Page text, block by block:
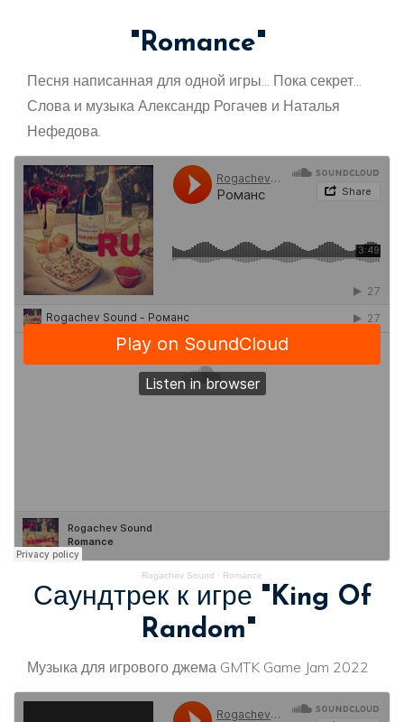
"Romance"
Песня написанная для одной игры... Пока секрет...
Слова и музыка Александр Рогачев и Наталья
Нефедова.
Rogachev Sound · Romance
Саундтрек к игре "King Of
Random"
Музыка для игрового джема GMTK Game Jam 2022